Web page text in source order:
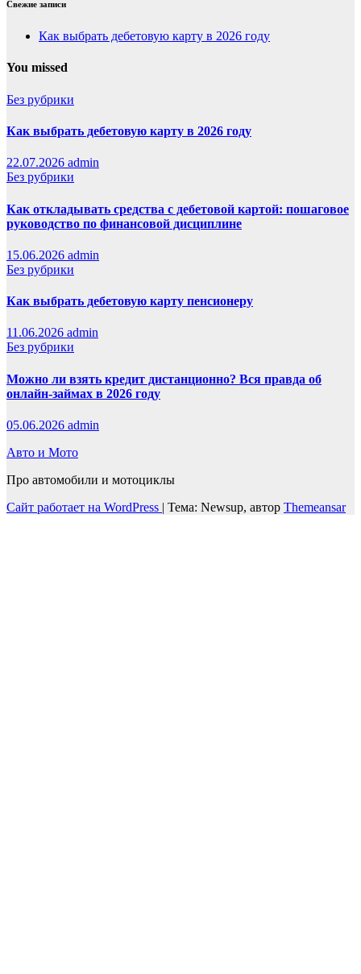
Свежие записи
Как выбрать дебетовую карту в 2026 году
You missed
Без рубрики
Как выбрать дебетовую карту в 2026 году
22.07.2026 admin
Без рубрики
Как откладывать средства с дебетовой картой: пошаговое
руководство по финансовой дисциплине
15.06.2026 admin
Без рубрики
Как выбрать дебетовую карту пенсионеру
11.06.2026 admin
Без рубрики
Можно ли взять кредит дистанционно? Вся правда об
онлайн-займах в 2026 году
05.06.2026 admin
Авто и Мото
Про автомобили и мотоциклы
Сайт работает на WordPress | Тема: Newsup, автор Themeansar